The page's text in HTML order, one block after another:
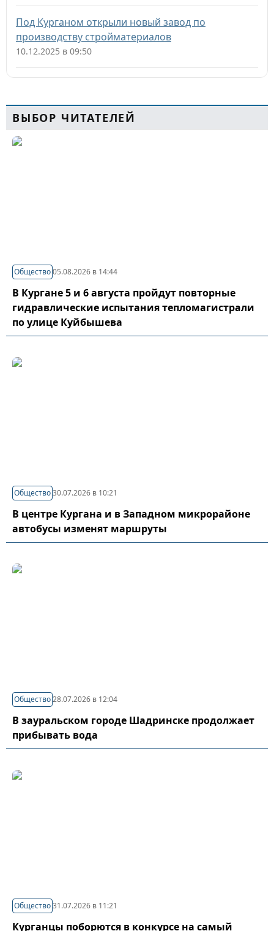
Под Курганом открыли новый завод по
производству стройматериалов
10.12.2025 в 09:50
ВЫБОР ЧИТАТЕЛЕЙ
Общество05.08.2026 в 14:44
В Кургане 5 и 6 августа пройдут повторные
гидравлические испытания тепломагистрали
по улице Куйбышева
Общество30.07.2026 в 10:21
В центре Кургана и в Западном микрорайоне
автобусы изменят маршруты
Общество28.07.2026 в 12:04
В зауральском городе Шадринске продолжает
прибывать вода
Общество31.07.2026 в 11:21
Курганцы поборются в конкурсе на самый